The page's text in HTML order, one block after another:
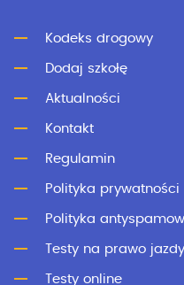
Kodeks drogowy
Dodaj szkołę
Aktualności
Kontakt
Regulamin
Polityka prywatności
Polityka
Testy na prawo
Testy online